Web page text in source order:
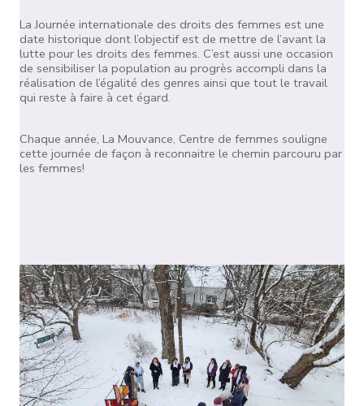
La Journée internationale des droits des femmes est une
date historique dont l’objectif est de mettre de l’avant la
lutte pour les droits des femmes. C’est aussi une occasion
de sensibiliser la population au progrès accompli dans la
réalisation de l’égalité des genres ainsi que tout le travail
qui reste à faire à cet égard.
Chaque année, La Mouvance, Centre de femmes souligne
cette journée de façon à reconnaitre le chemin parcouru par
les femmes!